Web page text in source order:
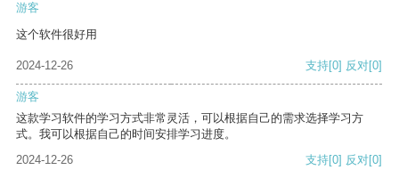
游客
这个软件很好用
2024-12-26 支持[0] 反对[0]
游客
这款学习软件的学习方式非常灵活，可以根据自己的需求选择学习方
式。我可以根据自己的时间安排学习进度。
2024-12-26
支持[0] 反对[0]